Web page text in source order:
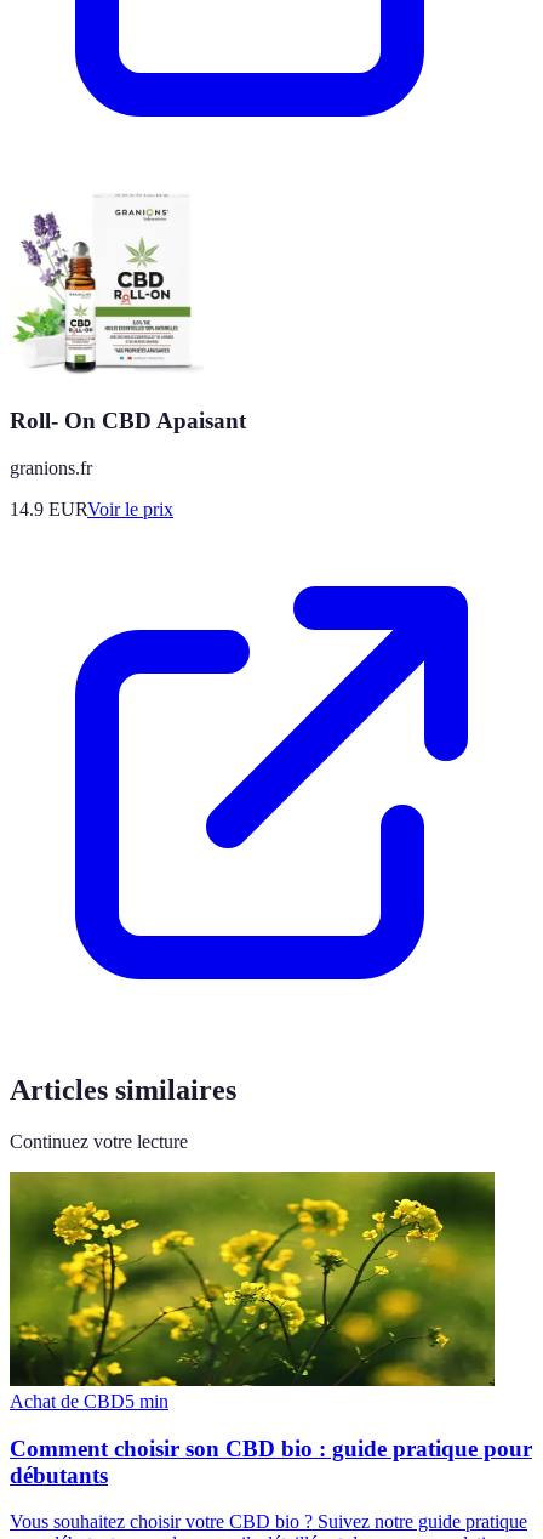
Roll- On CBD Apaisant
granions.fr
14.9 EURVoir le prix
Articles similaires
Continuez votre lecture
Achat de CBD5 min
Comment choisir son CBD bio : guide pratique pour
débutants
Vous souhaitez choisir votre CBD bio ? Suivez notre guide pratique